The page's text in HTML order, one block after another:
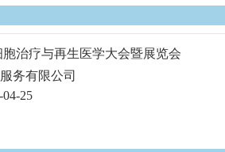
治疗与再生医学大会暨展览会
务有限公司
25